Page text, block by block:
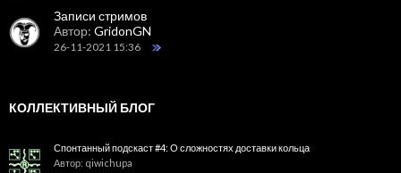
Записи стримов
Автор: GridonGN
26-11-2021 15:36
КОЛЛЕКТИВНЫЙ БЛОГ
Спонтанный подскаст #4: О сложностях доставки кольца
Автор: qiwichupa